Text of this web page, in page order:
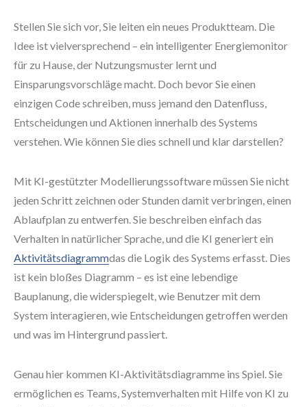
Stellen Sie sich vor, Sie leiten ein neues Produktteam. Die
Idee ist vielversprechend – ein intelligenter Energiemonitor
für zu Hause, der Nutzungsmuster lernt und
Einsparungsvorschläge macht. Doch bevor Sie einen
einzigen Code schreiben, muss jemand den Datenfluss,
Entscheidungen und Aktionen innerhalb des Systems
verstehen. Wie können Sie dies schnell und klar darstellen?
Mit KI-gestützter Modellierungssoftware müssen Sie nicht
jeden Schritt zeichnen oder Stunden damit verbringen, einen
Ablaufplan zu entwerfen. Sie beschreiben einfach das
Verhalten in natürlicher Sprache, und die KI generiert ein
Aktivitätsdiagrammdas die Logik des Systems erfasst. Dies
ist kein bloßes Diagramm – es ist eine lebendige
Bauplanung, die widerspiegelt, wie Benutzer mit dem
System interagieren, wie Entscheidungen getroffen werden
und was im Hintergrund passiert.
Genau hier kommen KI-Aktivitätsdiagramme ins Spiel. Sie
ermöglichen es Teams, Systemverhalten mit Hilfe von KI zu